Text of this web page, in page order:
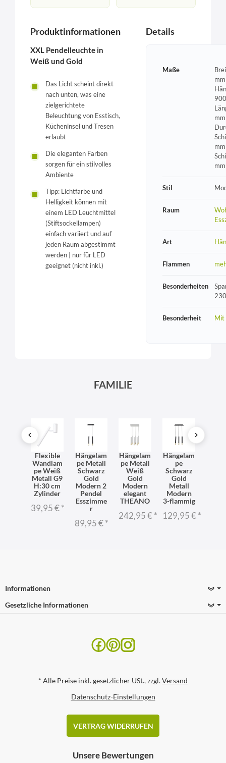
Produktinformationen
XXL Pendelleuchte in
Weiß und Gold
Das Licht scheint direkt
nach unten, was eine
zielgerichtete
Beleuchtung von Esstisch,
Kücheninsel und Tresen
erlaubt
Die eleganten Farben
sorgen für ein stilvolles
Ambiente
Tipp: Lichtfarbe und
Helligkeit können mit
einem LED Leuchtmittel
(Stiftsockellampen)
einfach variiert und auf
jeden Raum abgestimmt
werden | nur für LED
geeignet (nicht inkl.)
Details
Maße
mm
Stil
Raum
Art
Flammen
Besonderheiten
Besonderheit Mit
FAMILIE
Flexible
Wandlam
pe Weiß
Metall G9
H:30 cm
Zylinder
39,95 €*
Hängelam
pe Metall
Schwarz
Gold
Modern 2
Pendel
Esszimme
r
89,95 €*
Hängelam
pe Metall
Weiß
Gold
Modern
elegant
THEANO
242,95 €*
Hängelam
pe
Schwarz
Gold
Metall
Modern
3-flammig
129,95 €*
Informationen
Gesetzliche Informationen
* Alle Preise inkl. gesetzlicher USt., zzgl.Versand
Datenschutz-Einstellungen
VERTRAG WIDERRUFEN
Unsere Bewertungen